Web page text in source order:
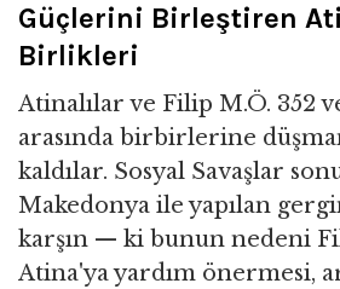
Güçlerini Birleştiren
Birlikleri
Atinalılar ve Filip M.Ö. 352
arasında birbirlerine
kaldılar. Sosyal Savaşlar
Makedonya ile yapılan
karşın — ki bunun nedeni
Atina'ya yardım önermesi,